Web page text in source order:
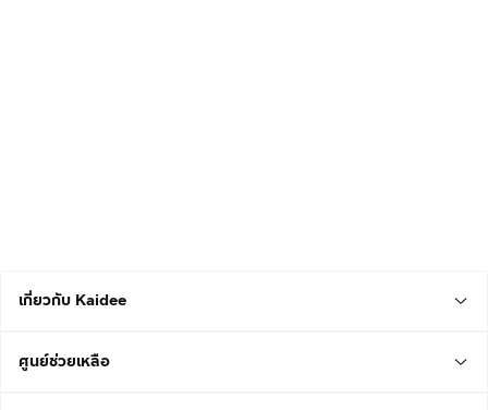
เกี่ยวกับ Kaidee
ศูนย์ช่วยเหลือ